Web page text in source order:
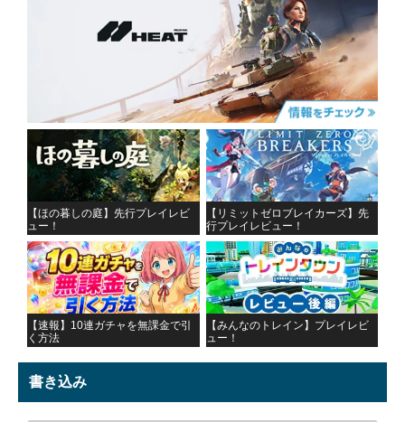
【ほの暮しの庭】先行プレイレビ
ュー！
【リミットゼロブレイカーズ】先
行プレイレビュー！
【速報】10連ガチャを無課金で引
く方法
【みんなのトレイン】プレイレビ
ュー！
書き込み